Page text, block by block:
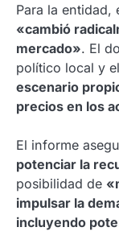
Para la entidad,
«cambió
mercado». El
político local y
escenario
precios en los
El informe
potenciar la
posibilidad de
impulsar la
incluyendo